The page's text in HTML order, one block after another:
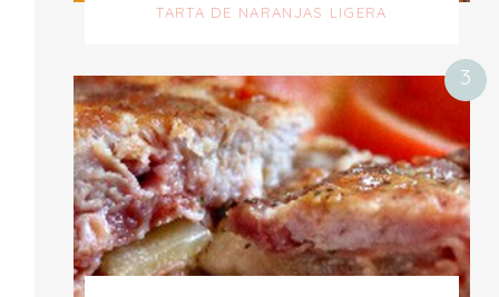
TARTA DE NARANJAS LIGERA